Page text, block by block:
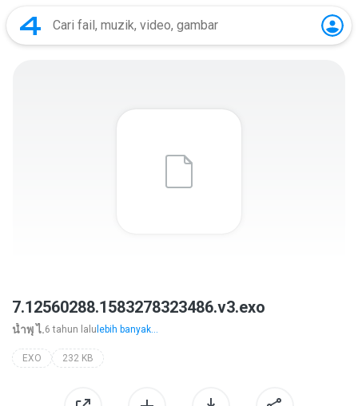
7.12560288.1583278323486.v3.exo
นํ้าพุ ไ.6 tahun lalu lebih banyak...
EXO 232 KB